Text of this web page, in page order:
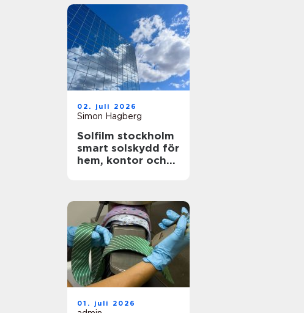
02. juli 2026
Simon Hagberg
Solfilm stockholm
smart solskydd för
hem, kontor och
01. juli 2026